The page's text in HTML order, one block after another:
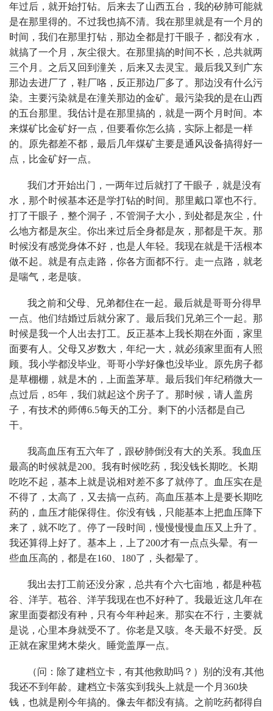
年过后，就开始打钻。后来去了山西五台，我的矽肺可能就
是在那里得的。不过我也搞不清。我在那里就是有一个月的
时间，我们在那里打钻，那边全都是打干眼子，都没有水，
就搞了一个月，灰尘很大。在那里搞的时间不长，总共就两
三个月。之后又回到潼关，后来又去灵宝。最后我又到广东
那边去进厂了，鞋厂咯，反正那边厂多了。那边没有什么污
染。主要污染就是在潼关那边的金矿。最污染我的是在山西
的五台那里。我估计是在那里搞的，就是一两个月时间。本
来煤矿比金矿好一点，但要看你怎么搞，实际上都是一样
的。原先都差不都，最后几年煤矿主要是通风设备搞得好一
点，比金矿好一点。
我们才开始出门，一两年过后就打了干眼子，就是没有
水，那个时候基本还是学打钻的时间。那里戴口罩也不行。
打了干眼子，整个洞子，不管洞子大小，到处都是灰尘，什
么地方都是灰尘。你出来过后全身都是灰，那都是干灰。那
时候没有感觉身体不好，也是人年轻。我现在就是干活根本
做不起。就是有点走路，你各方面都不行。走一点路，就老
是喘气，老是咳。
我之前和父母、兄弟都住在一起。最后就是哥哥分得早
一点。他们结婚过后就分家了。最后我们兄弟三个一起。那
时候是我一个人出去打工。反正基本上我长期在外面，家里
面要有人。父母又岁数大，年纪一大，就必须家里面有人照
顾。我小学都没毕业。哥哥小学好像也没毕业。原先房子都
是草棚棚，就是木的，上面盖茅草。最后我们年纪稍微大一
点过后，85年，我们就起这个房子了。那时候，请人盖房
子，有技术的师傅6.5每天的工分。剩下的小活都是自己
干。
我高血压有五六年了，跟矽肺倒没有大的关系。我血压
最高的时候就是200。我有时候吃药，我没钱长期吃。长期
吃吃不起，基本上就是说相对差不多了就停了。血压实在是
不得了，太高了，又去搞一点药。高血压基本上是要长期吃
药的，血压才能保得住。你没有钱，只能基本上把血压降下
来了，就不吃了。停了一段时间，慢慢慢慢血压又上升了。
我还算得上好了。基本上，上了200才有一点点头晕。有一
些血压高的，都是在160、180了，头都晕了。
我出去打工前还没分家，总共有个六七亩地，都是种苞
谷、洋芋。苞谷、洋芋我现在也不好种了。我最近这几年在
家里面耍都没有种，只有今年种起来。那实在不行，主要就
是说，心里本身就受不了。你老是又咳。冬天最不好受。反
正就在家里烤木柴火。睡觉盖厚一点。
（问：除了建档立卡，有其他救助吗？）别的没有,其他
我还不到年龄。建档立卡落实到我头上就是一个月360块
钱，也就是刚今年搞的。像去年都没有搞。之前吃药都得自